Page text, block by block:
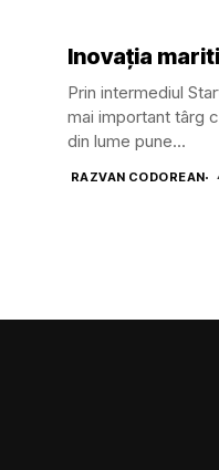
Inovația
Prin intermediul
mai important târg
din lume pune...
RAZVAN CODOREAN